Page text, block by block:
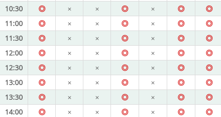
10:30
◎ × × ◎ × ◎
◎
11:00
◎ × × ◎ × ◎
◎
11:30
◎ × × ◎ × ◎
◎
12:00
◎ × × ◎ × ◎
◎
12:30
◎ × × ◎ × ◎
◎
13:00
◎ × × ◎ × ◎
◎
13:30
◎ × × ◎ × ◎
◎
14:00
◎ × × ◎ × ◎
◎